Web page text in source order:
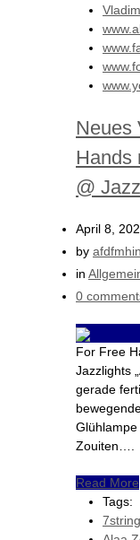
Neues
Hands
@
April 8,
by
in
0
For Free
Jazzlights
gerade
Zouiten….
Read More
Tags: